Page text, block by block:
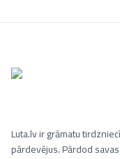
Luta.lv ir grāmatu
pārdevējus. Pārdod